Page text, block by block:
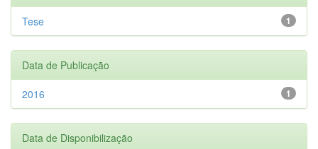
1
Tese
Data de Publicação
1
2016
Data de Disponibilização